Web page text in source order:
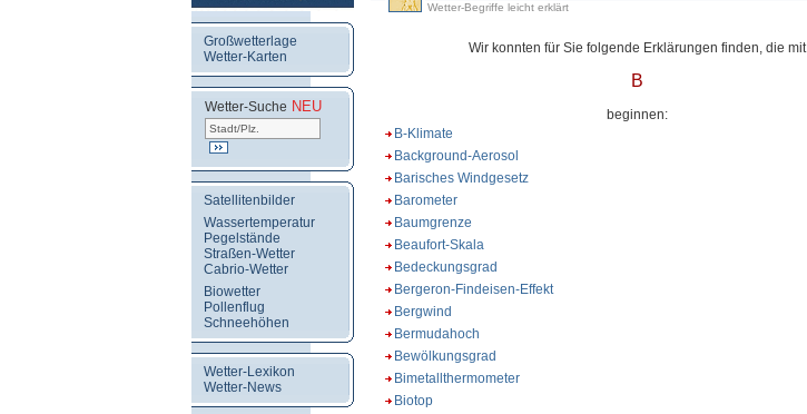
Großwetterlage
Wetter-Karten
Wetter-Suche NEU
Satellitenbilder
Wassertemperatur
Pegelstände
Straßen-Wetter
Cabrio-Wetter
Biowetter
Pollenflug
Schneehöhen
Wetter-Lexikon
Wetter-News
Wetter-Begriffe leicht erklärt
Wir konnten für Sie folgende Erklärungen finden, die mit
B
beginnen:
B-Klimate
Background-Aerosol
Barisches Windgesetz
Barometer
Baumgrenze
Beaufort-Skala
Bedeckungsgrad
Bergeron-Findeisen-Effekt
Bergwind
Bermudahoch
Bewölkungsgrad
Bimetallthermometer
Biotop